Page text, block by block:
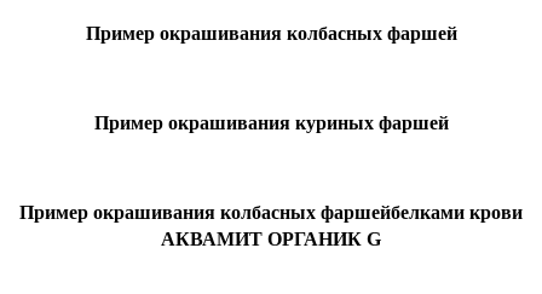
Пример окрашивания колбасных фаршей
Пример окрашивания куриных фаршей
Пример окрашивания колбасных фаршейбелками крови
АКВАМИТ ОРГАНИК G